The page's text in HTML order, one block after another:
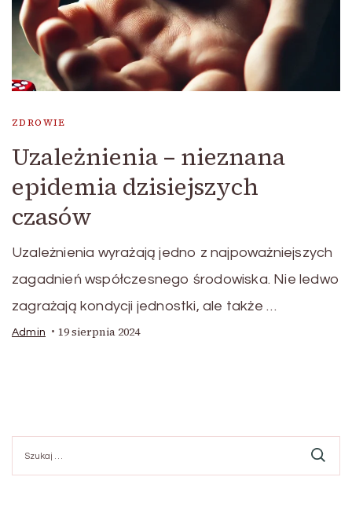
ZDROWIE
Uzależnienia – nieznana
epidemia dzisiejszych
czasów
Uzależnienia wyrażają jedno z najpoważniejszych
zagadnień współczesnego środowiska. Nie ledwo
zagrażają kondycji jednostki, ale także …
Admin 19 sierpnia 2024